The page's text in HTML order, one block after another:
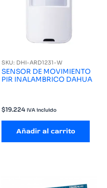
SKU: DHI-ARD1231-W
SENSOR DE MOVIMIENTO
PIR INALAMBRICO DAHUA
$19.224 IVA incluido
Añadir al carrito